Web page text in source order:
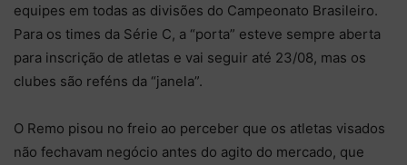
equipes em todas as divisões do Campeonato Brasileiro.
Para os times da Série C, a “porta” esteve sempre aberta
para inscrição de atletas e vai seguir até 23/08, mas os
clubes são reféns da “janela”.
O Remo pisou no freio ao perceber que os atletas visados
não fechavam negócio antes do agito do mercado, que